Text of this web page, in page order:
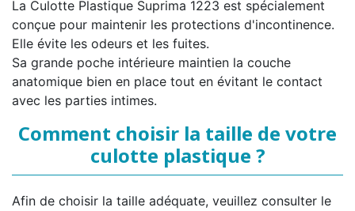
La Culotte Plastique Suprima 1223 est spécialement
conçue pour maintenir les protections d'incontinence.
Elle évite les odeurs et les fuites.
Sa grande poche intérieure maintien la couche
anatomique bien en place tout en évitant le contact
avec les parties intimes.
Comment choisir la taille de votre
culotte plastique ?
Afin de choisir la taille adéquate, veuillez consulter le